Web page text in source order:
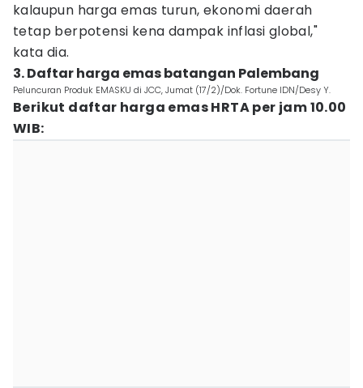
kalaupun harga emas turun, ekonomi daerah
tetap berpotensi kena dampak inflasi global,"
kata dia.
3. Daftar harga emas batangan Palembang
Peluncuran Produk EMASKU di JCC, Jumat (17/2)/Dok. Fortune IDN/Desy Y.
Berikut daftar harga emas HRTA per jam 10.00
WIB: